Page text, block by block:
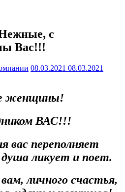
с
Вас!!!
08.03.2021 08.03.2021
женщины!
ВАС!!!
вас переполняет
ликует и поет.
личного счастья,